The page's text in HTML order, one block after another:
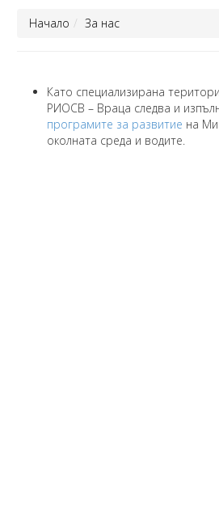
Начало За нас
Като специализирана
РИОСВ – Враца следва и
програмите за развитие на
околната среда и водите.